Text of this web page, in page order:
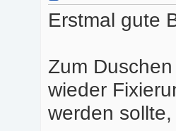
Erstmal gute
Zum
wieder
werden